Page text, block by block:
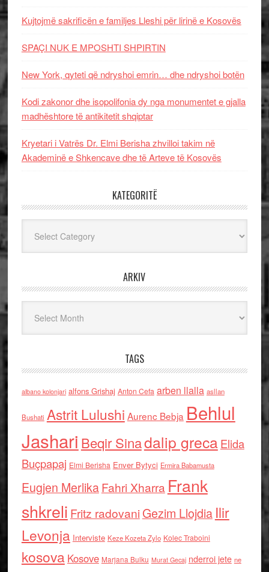
Kujtojmë sakrificën e familjes Lleshi për lirinë e Kosovës
SPAÇI NUK E MPOSHTI SHPIRTIN
New York, qyteti që ndryshoi emrin… dhe ndryshoi botën
Kodi zakonor dhe isopolifonia dy nga monumentet e gjalla
madhështore të antikitetit shqiptar
Kryetari i Vatrës Dr. Elmi Berisha zhvilloi takim në
Akademinë e Shkencave dhe të Arteve të Kosovës
KATEGORITË
ARKIV
TAGS
albano kolonjari alfons Grishaj Anton Cefa arben llalla asllan
Bushati Astrit Lulushi Aurenc Bebja Behlul
Jashari Beqir Sinadalip grecaElida
Buçpapaj Elmi Berisha Enver Bytyci Ermira Babamusta
Eugjen MerlikaFahri Xharra Frank
shkreli Fritz radovaniGezim Llojdia Ilir
Levonja Interviste Keze Kozeta Zylo Kolec Traboini
kosova Kosove Marjana Bulku Murat Gecaj nderroi jete ne